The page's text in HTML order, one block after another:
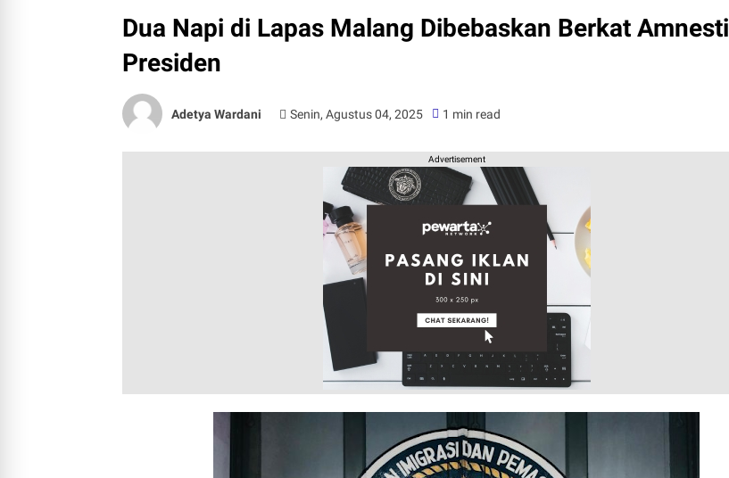
Dua Napi di Lapas Malang Dibebaskan Berkat Amnesti
Presiden
Adetya Wardani Senin, Agustus 04, 2025 1 min read
Advertisement